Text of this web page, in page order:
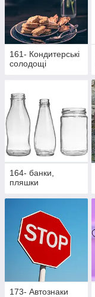
161- Кондитерські
солодощі
164- банки,
пляшки
173- Автознаки